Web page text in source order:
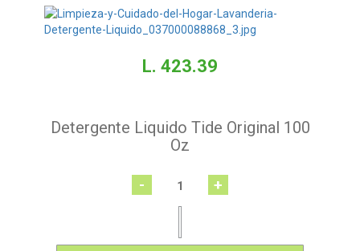
L. 423.39
Detergente Liquido Tide Original 100
Oz
- +